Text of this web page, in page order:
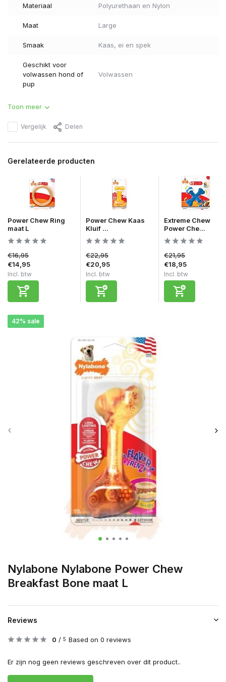
Nylabone Nylabone Power Chew
Breakfast Bone maat L
42% sale
Materiaal Polyurethaan en Nylon
Maat Large
Smaak Kaas, ei en spek
Geschikt voor
volwassen hond of
pup
Volwassen
Toon meer
Vergelijk Delen
Gerelateerde producten
Power Chew Ring
maat L
€16,95
€14,95
Incl. btw
Power Chew Kaas
Kluif ...
€22,95
€20,95
Incl. btw
Extreme Chew
Power Che...
€21,95
€18,95
Incl. btw
Reviews
0 / 5 Based on 0 reviews
Er zijn nog geen reviews geschreven over dit product..